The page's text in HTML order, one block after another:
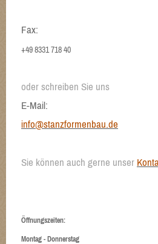
Fax:
+49 8331 718 40
oder schreiben Sie uns
E-Mail:
info@stanzformenbau.de
Sie können auch gerne unser
Öffnungszeiten:
Montag - Donnerstag